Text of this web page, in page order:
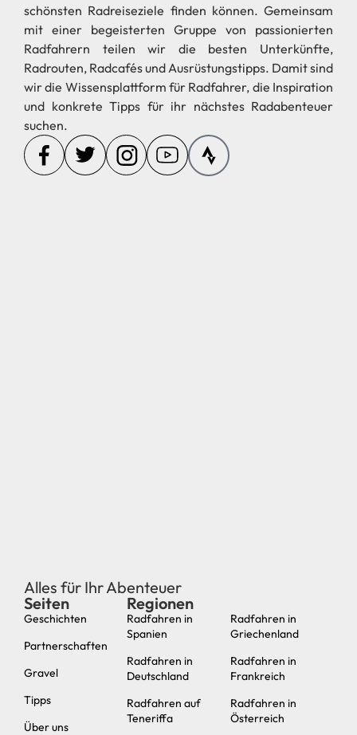
schönsten Radreiseziele finden können. Gemeinsam
mit einer begeisterten Gruppe von passionierten
Radfahrern teilen wir die besten Unterkünfte,
Radrouten, Radcafés und Ausrüstungstipps. Damit sind
wir die Wissensplattform für Radfahrer, die Inspiration
und konkrete Tipps für ihr nächstes Radabenteuer
suchen.
Alles für Ihr Abenteuer
Seiten
Geschichten
Partnerschaften
Gravel
Tipps
Über uns
Regionen
Radfahren in
Spanien
Radfahren in
Deutschland
Radfahren auf
Teneriffa
Radfahren in
Griechenland
Radfahren in
Frankreich
Radfahren in
Österreich